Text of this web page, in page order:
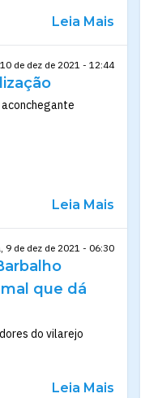
Leia Mais
de dez de 2021 - 12:44
Leia Mais
9 de dez de 2021 - 06:30
que dá
do vilarejo
Leia Mais